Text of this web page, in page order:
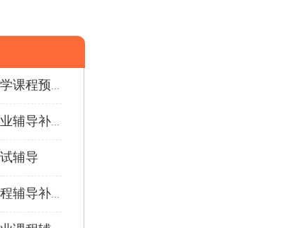
预习辅...
导补习
辅导
导补习